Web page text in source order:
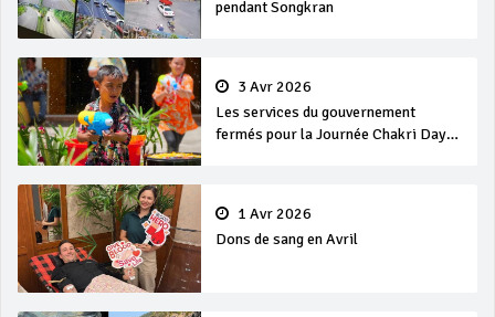
pendant Songkran
3 Avr 2026
Les services du gouvernement
fermés pour la Journée Chakri Day
1 Avr 2026
Dons de sang en Avril